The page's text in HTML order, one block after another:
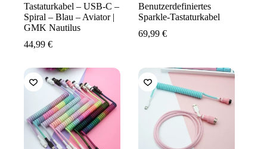
Tastaturkabel – USB-C –
Spiral – Blau – Aviator |
GMK Nautilus
44,99 €
Benutzerdefiniertes
Sparkle-Tastaturkabel
69,99€